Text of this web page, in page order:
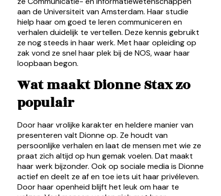
aan de Universiteit van Amsterdam. Haar studie
hielp haar om goed te leren communiceren en
verhalen duidelijk te vertellen. Deze kennis gebruikt
ze nog steeds in haar werk. Met haar opleiding op
zak vond ze snel haar plek bij de NOS, waar haar
loopbaan begon.
Wat maakt Dionne Stax zo
populair
Door haar vrolijke karakter en heldere manier van
presenteren valt Dionne op. Ze houdt van
persoonlijke verhalen en laat de mensen met wie ze
praat zich altijd op hun gemak voelen. Dat maakt
haar werk bijzonder. Ook op sociale media is Dionne
actief en deelt ze af en toe iets uit haar privéleven.
Door haar openheid blijft het leuk om haar te